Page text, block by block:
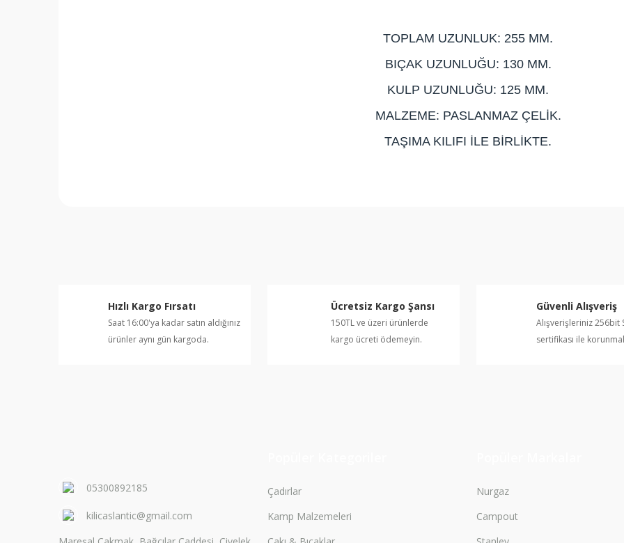
TOPLAM UZUNLUK: 255 MM.
BIÇAK UZUNLUĞU: 130 MM.
KULP UZUNLUĞU: 125 MM.
MALZEME: PASLANMAZ ÇELİK.
TAŞIMA KILIFI İLE BİRLİKTE.
Ürün fiyatı diğer sitelerden daha pahalı.
Hızlı Kargo Fırsatı
Saat 16:00'ya kadar satın aldığınız
ürünler aynı gün kargoda.
Ücretsiz Kargo Şansı
150TL ve üzeri ürünlerde
kargo ücreti ödemeyin.
Güvenli Alışveriş
Alışverişleriniz 256bit
sertifikası ile
05300892185
kilicaslantic@gmail.com
Çadırlar
Kamp Malzemeleri
Nurgaz
Campout